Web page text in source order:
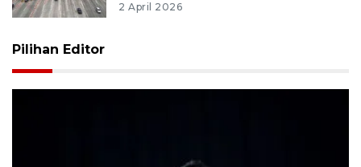
2 April 2026
Pilihan Editor